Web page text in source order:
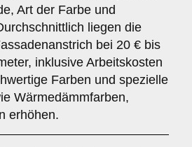
Art der Farbe und
liegen die
bei 20 € bis
inklusive Arbeitskosten
Farben und spezielle
Wärmedämmfarben,
erhöhen.